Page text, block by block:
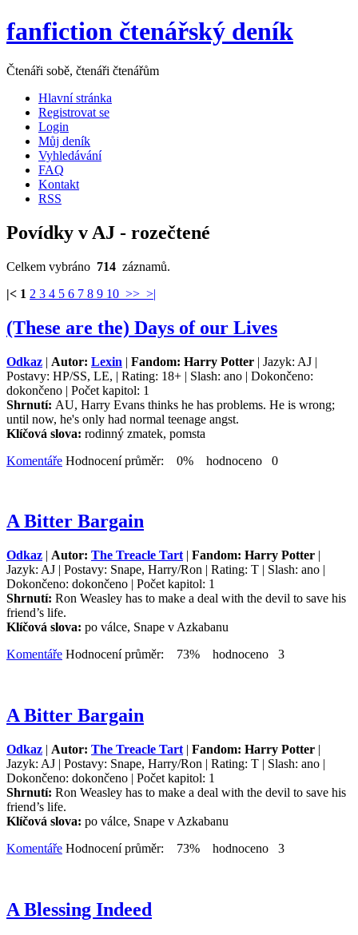
fanfiction čtenářský deník
Čtenáři sobě, čtenáři čtenářům
Hlavní stránka
Registrovat se
Login
Můj deník
Vyhledávání
FAQ
Kontakt
RSS
Povídky v AJ - rozečtené
Celkem vybráno 714 záznamů.
|< 1 2 3 4 5 6 7 8 9 10 >> >|
(These are the) Days of our Lives
Odkaz | Autor: Lexin | Fandom: Harry Potter | Jazyk: AJ |
Postavy: HP/SS, LE, | Rating: 18+ | Slash: ano | Dokončeno:
dokončeno | Počet kapitol: 1
Shrnutí: AU, Harry Evans thinks he has problems. He is wrong;
until now, he's only had normal teenage angst.
Klíčová slova: rodinný zmatek, pomsta
Komentáře Hodnocení průměr: 0% hodnoceno 0
A Bitter Bargain
Odkaz | Autor: The Treacle Tart | Fandom: Harry Potter |
Jazyk: AJ | Postavy: Snape, Harry/Ron | Rating: T | Slash: ano |
Dokončeno: dokončeno | Počet kapitol: 1
Shrnutí: Ron Weasley has to make a deal with the devil to save his
friend’s life.
Klíčová slova: po válce, Snape v Azkabanu
Komentáře Hodnocení průměr: 73% hodnoceno 3
A Bitter Bargain
Odkaz | Autor: The Treacle Tart | Fandom: Harry Potter |
Jazyk: AJ | Postavy: Snape, Harry/Ron | Rating: T | Slash: ano |
Dokončeno: dokončeno | Počet kapitol: 1
Shrnutí: Ron Weasley has to make a deal with the devil to save his
friend’s life.
Klíčová slova: po válce, Snape v Azkabanu
Komentáře Hodnocení průměr: 73% hodnoceno 3
A Blessing Indeed